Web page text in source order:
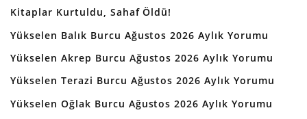
Kitaplar Kurtuldu, Sahaf Öldü!
Yükselen Balık Burcu Ağustos 2026 Aylık Yorumu
Yükselen Akrep Burcu Ağustos 2026 Aylık Yorumu
Yükselen Terazi Burcu Ağustos 2026 Aylık Yorumu
Yükselen Oğlak Burcu Ağustos 2026 Aylık Yorumu